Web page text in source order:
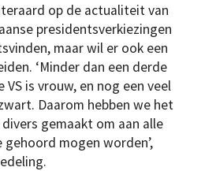
op de actualiteit van
presidentsverkiezingen
maar wil er ook een
‘Minder dan een derde
VS is vrouw, en nog een veel
Daarom hebben we het
gemaakt om aan alle
mogen worden’,